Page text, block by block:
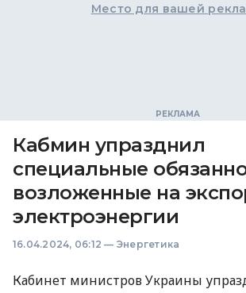
Место для вашей
Кабмин упразднил
специальные
возложенные на
электроэнергии
16.04.2024, 06:12 — Энергетика
Кабинет министров Украины